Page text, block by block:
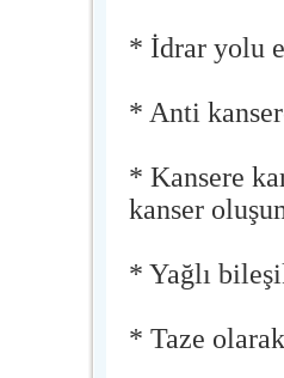
* İdrar yolu
* Anti
* Kansere
kanser
* Yağlı
* Taze